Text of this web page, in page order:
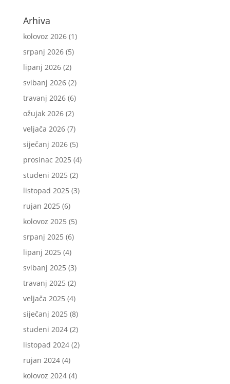
Arhiva
kolovoz 2026(1)
srpanj 2026(5)
lipanj 2026(2)
svibanj 2026(2)
travanj 2026(6)
ožujak 2026(2)
veljača 2026(7)
siječanj 2026(5)
prosinac 2025(4)
studeni 2025(2)
listopad 2025(3)
rujan 2025(6)
kolovoz 2025(5)
srpanj 2025(6)
lipanj 2025(4)
svibanj 2025(3)
travanj 2025(2)
veljača 2025(4)
siječanj 2025(8)
studeni 2024(2)
listopad 2024(2)
rujan 2024(4)
kolovoz 2024(4)